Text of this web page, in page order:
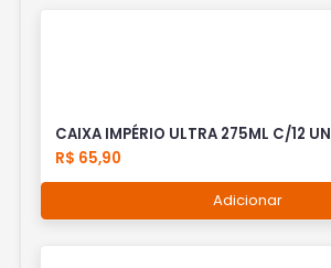
CAIXA IMPÉRIO ULTRA 275ML C/12 UN
R$ 65,90
Adicionar